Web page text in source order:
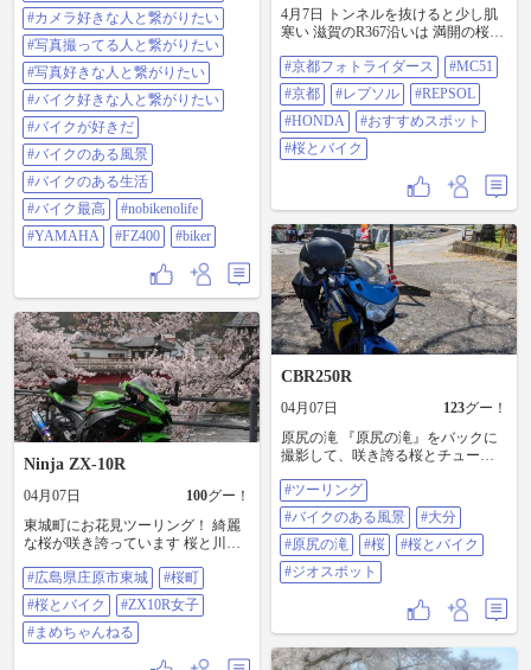
#カメラ好きな人と繋がりたい
#写真撮ってる人と繋がりたい
#写真好きな人と繋がりたい
#バイク好きな人と繋がりたい
#バイクが好きだ
#バイクのある風景
#バイクのある生活
#バイク最高
#nobikenolife
#YAMAHA
#FZ400 #biker
4月7日 トンネルを抜けると少し肌
寒い 滋賀のR367沿いは 満開の桜🌸
🏍🏍🏍³₃ 1.2枚目は今まで通り過ぎ
てた場所で 直感と撮り方の大事さ
を改めて 思い知ったよ📸 精進しな
くては٩(๑•̀ •́)و #京都フォトライダ
ース #MC51 #京都 #レプソル
#REPSOL #HONDA #おすすめスポ
#京都フォトライダース
#MC51
#京都
#レプソル
#REPSOL
#HONDA
#おすすめスポット
#桜とバイク
Ninja ZX-10R
04月07日 100グー！
東城町にお花見ツーリング！ 綺麗
な桜が咲き誇っています 桜と川と
ーリングになりました #広島県庄原
市東城 #桜町 #桜とバイク #ZX10R
女子 #まめちゃんねる
#広島県庄原市東城
#桜町
#桜とバイク
#ZX10R女子
#まめちゃんねる
CBR250R
04月07日 123グー！
原尻の滝 『原尻の滝』をバックに
撮影して、咲き誇る桜とチューリ
『原尻の滝』の迫力はもちろん、
綺麗に咲く桜とチューリップもま
た 良い画になりました。 #ツーリ
ング #バイクのある風景 #大分 #原
尻の滝 #桜 #桜とバイク #ジオスポ
ット
#ツーリング
#バイクのある風景
#大分
#原尻の滝
#桜
#桜とバイク
#ジオスポット